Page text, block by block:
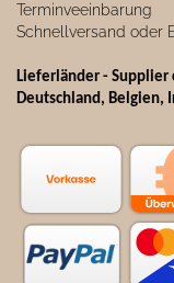
Terminveeinbarung
Schnellversand oder
Lieferländer - Supplier
Deutschland, Belgien,